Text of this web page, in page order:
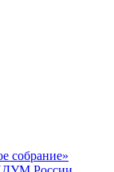
собрание»